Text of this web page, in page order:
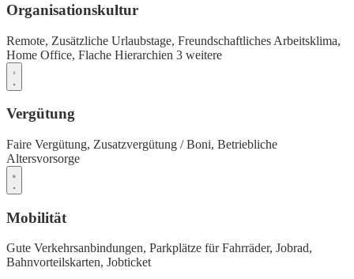
Organisationskultur
Remote, Zusätzliche Urlaubstage, Freundschaftliches Arbeitsklima,
Home Office, Flache Hierarchien 3 weitere
Vergütung
Faire Vergütung, Zusatzvergütung / Boni, Betriebliche
Altersvorsorge
Mobilität
Gute Verkehrsanbindungen, Parkplätze für Fahrräder, Jobrad,
Bahnvorteilskarten, Jobticket